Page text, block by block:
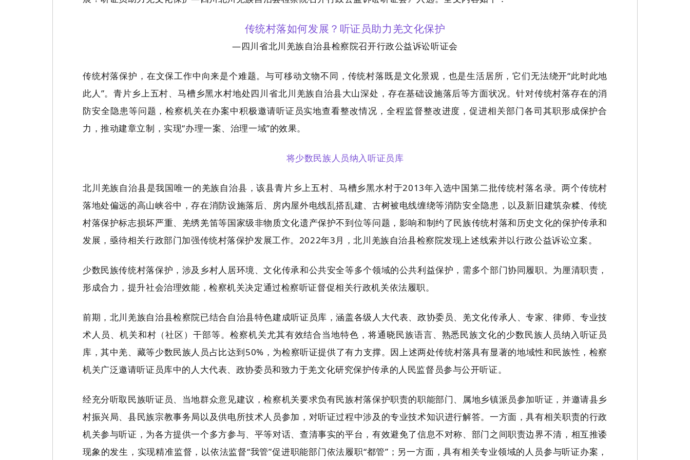
传统村落如何发展？听证员助力羌文化保护
—四川省北川羌族自治县检察院召开行政公益诉讼听证会
传统村落保护，在文保工作中向来是个难题。与可移动文物不同，传统村落既是文化景观，也是生活居所，它们无法绕开“此时此地
此人”。青片乡上五村、马槽乡黑水村地处四川省北川羌族自治县大山深处，存在基础设施落后等方面状况。针对传统村落存在的消
防安全隐患等问题，检察机关在办案中积极邀请听证员实地查看整改情况，全程监督整改进度，促进相关部门各司其职形成保护合
力，推动建章立制，实现“办理一案、治理一域”的效果。
将少数民族人员纳入听证员库
北川羌族自治县是我国唯一的羌族自治县，该县青片乡上五村、马槽乡黑水村于2013年入选中国第二批传统村落名录。两个传统村
落地处偏远的高山峡谷中，存在消防设施落后、房内屋外电线乱搭乱建、古树被电线缠绕等消防安全隐患，以及新旧建筑杂糅、传统
村落保护标志损坏严重、羌绣羌笛等国家级非物质文化遗产保护不到位等问题，影响和制约了民族传统村落和历史文化的保护传承和
发展，亟待相关行政部门加强传统村落保护发展工作。2022年3月，北川羌族自治县检察院发现上述线索并以行政公益诉讼立案。
少数民族传统村落保护，涉及乡村人居环境、文化传承和公共安全等多个领域的公共利益保护，需多个部门协同履职。为厘清职责，
形成合力，提升社会治理效能，检察机关决定通过检察听证督促相关行政机关依法履职。
前期，北川羌族自治县检察院已结合自治县特色建成听证员库，涵盖各级人大代表、政协委员、羌文化传承人、专家、律师、专业技
术人员、机关和村（社区）干部等。检察机关尤其有效结合当地特色，将通晓民族语言、熟悉民族文化的少数民族人员纳入听证员
库，其中羌、藏等少数民族人员占比达到50%，为检察听证提供了有力支撑。因上述两处传统村落具有显著的地域性和民族性，检察
机关广泛邀请听证员库中的人大代表、政协委员和致力于羌文化研究保护传承的人民监督员参与公开听证。
经充分听取民族听证员、当地群众意见建议，检察机关要求负有民族村落保护职责的职能部门、属地乡镇派员参加听证，并邀请县乡
村振兴局、县民族宗教事务局以及供电所技术人员参加，对听证过程中涉及的专业技术知识进行解答。一方面，具有相关职责的行政
机关参与听证，为各方提供一个多方参与、平等对话、查清事实的平台，有效避免了信息不对称、部门之间职责边界不清，相互推诿
现象的发生，实现精准监督，以依法监督“我管”促进职能部门依法履职“都管”；另一方面，具有相关专业领域的人员参与听证办案，